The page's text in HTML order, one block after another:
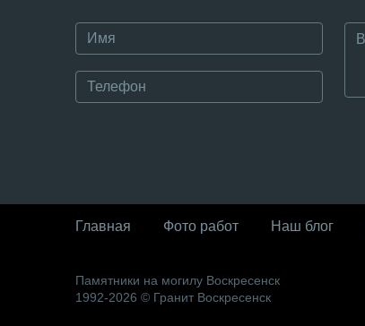
Главная Фото работ Наш блог
Памятники на могилу Воскресенск
1992-2026 © Гранит Воскресенск